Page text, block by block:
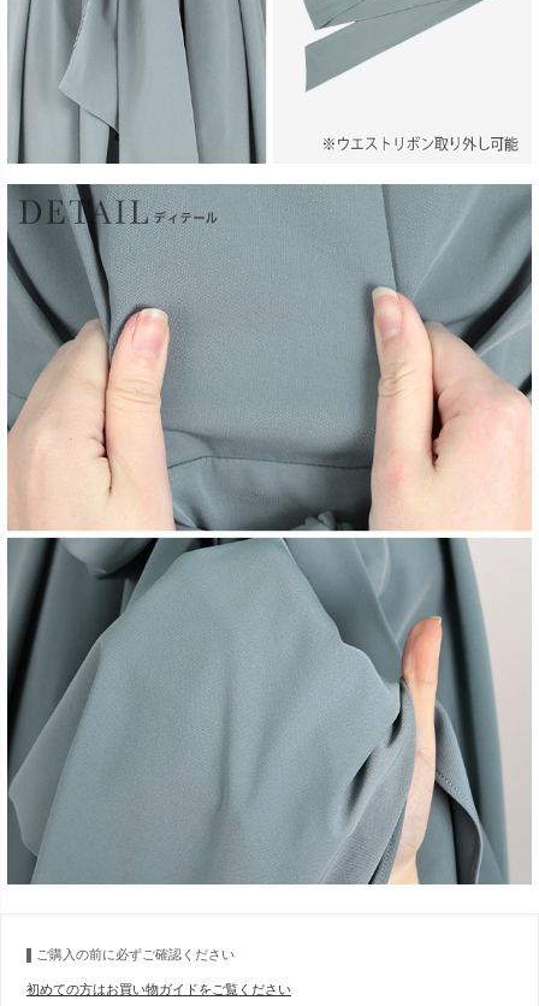
ご購入の前に必ずご確認ください
初めての方はお買い物ガイドをご覧ください